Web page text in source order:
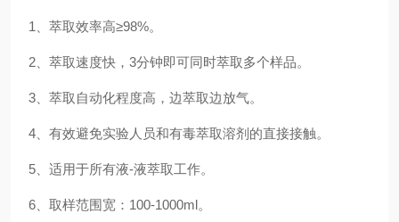
1 、萃取效率高≥98%。
2 、萃取速度快， 3分钟即可同时萃取多个样品。
3 、萃取自动化程度高，边萃取边放气。
4 、有效避免实验人员和有毒萃取溶剂的直接接触。
5 、适用于所有液-液萃取工作。
6 、取样范围宽： 100-1000ml。